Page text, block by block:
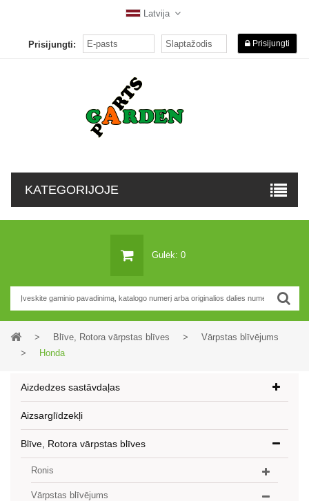
Latvija
Prisijungti: Prisijungti
KATEGORIJOJE
Gulėk: 0
> Blīve, Rotora vārpstas blīves >
Vārpstas blīvējums
>
Honda
Aizdedzes sastāvdaļas
Aizsarglīdzekļi
Blīve, Rotora vārpstas blīves
Ronis
Vārpstas blīvējums